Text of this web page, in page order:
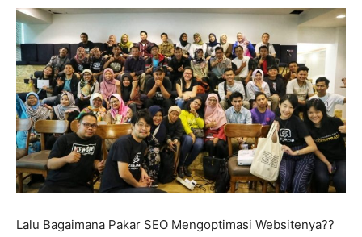
Lalu Bagaimana Pakar SEO Mengoptimasi Websitenya??